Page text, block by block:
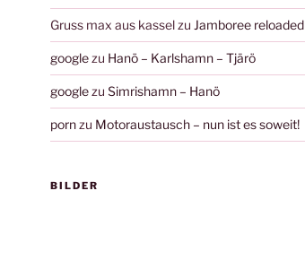
Gruss max aus kasselzu Jamboree reloaded
googlezu Hanö – Karlshamn – Tjärö
googlezu Simrishamn – Hanö
pornzu Motoraustausch – nun ist es soweit!
BILDER